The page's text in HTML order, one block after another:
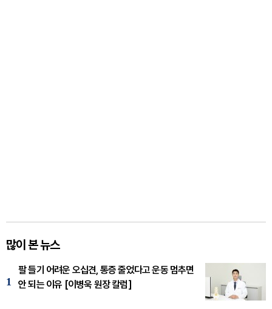
많이 본 뉴스
1
팔 들기 어려운 오십견, 통증 줄었다고 운동 멈추면
안 되는 이유 [이병욱 원장 칼럼]